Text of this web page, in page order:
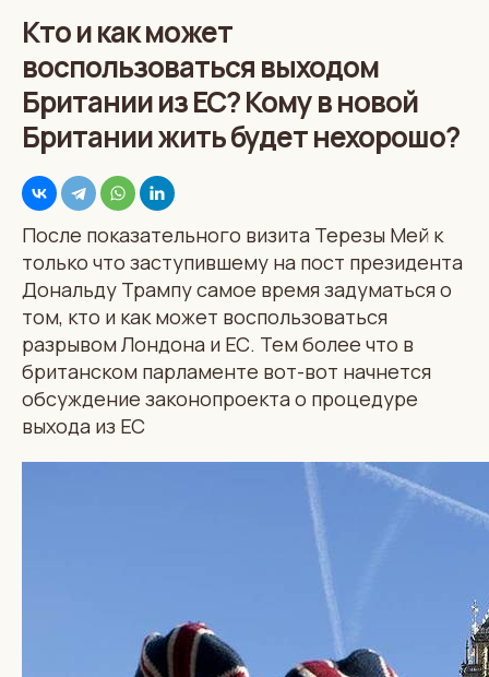
Кто и как может
воспользоваться выходом
Британии из ЕС? Кому в новой
Британии жить будет нехорошо?
После показательного визита Терезы Мей к
только что заступившему на пост президента
Дональду Трампу самое время задуматься о
том, кто и как может воспользоваться
разрывом Лондона и ЕС. Тем более что в
британском парламенте вот-вот начнется
обсуждение законопроекта о процедуре
выхода из ЕС